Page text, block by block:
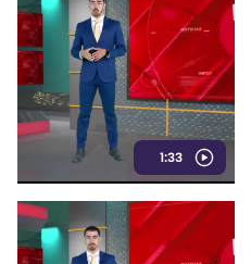
1:33